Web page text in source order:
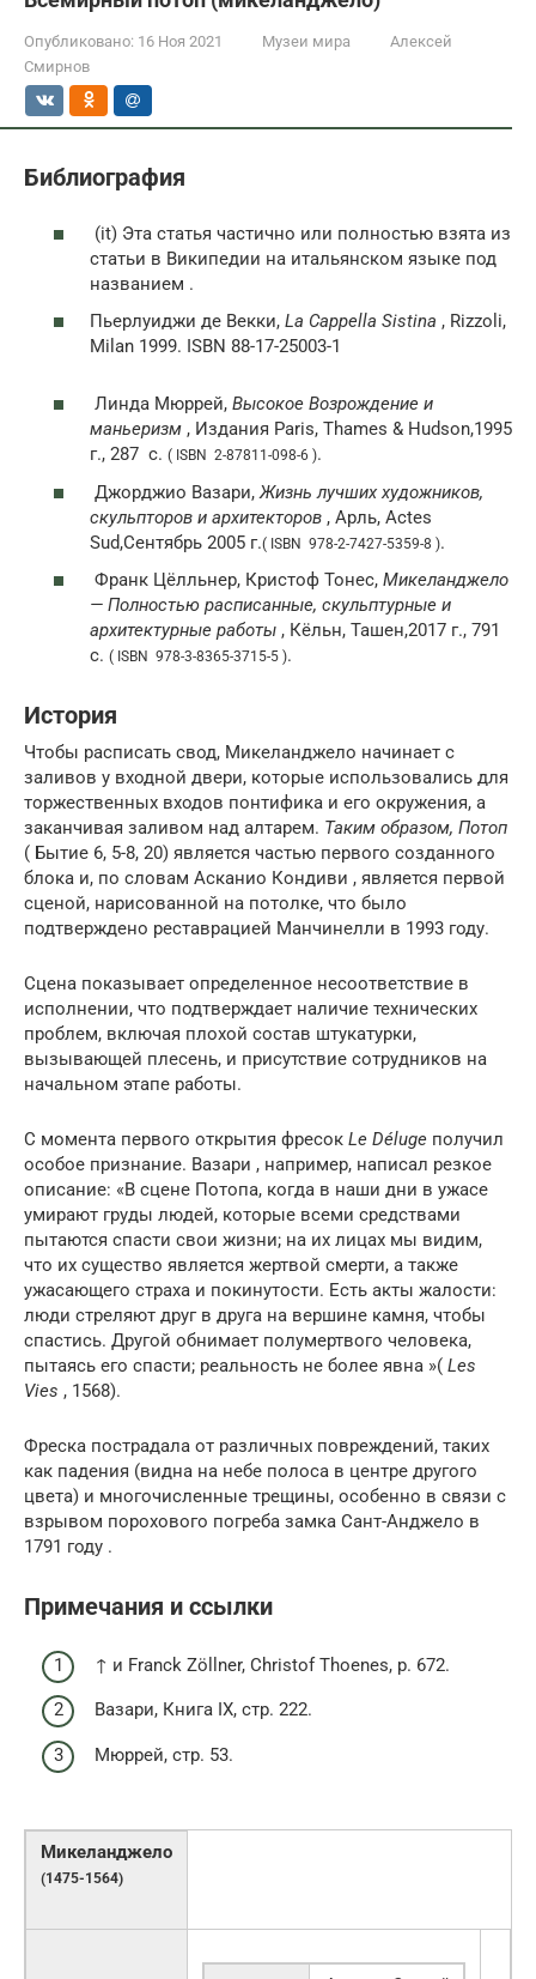
Опубликовано: 16 Ноя 2021 Музеи мира
Алексей
Смирнов
Библиография
(it) Эта статья частично или полностью взята из
статьи в Википедии на итальянском языке под
названием .
Пьерлуиджи де Векки, La Cappella Sistina , Rizzoli,
Milan 1999. ISBN 88-17-25003-1
Линда Мюррей, Высокое Возрождение и
маньеризм , Издания Paris, Thames & Hudson,1995
г., 287 с. ( ISBN 2-87811-098-6 ).
Джорджио Вазари, Жизнь лучших художников,
скульпторов и архитекторов , Арль, Actes
Sud,Сентябрь 2005 г.( ISBN 978-2-7427-5359-8 ).
Франк Цёлльнер, Кристоф Тонес, Микеланджело
— Полностью расписанные, скульптурные и
архитектурные работы , Кёльн, Ташен,2017 г., 791
с. ( ISBN 978-3-8365-3715-5 ).
История
Чтобы расписать свод, Микеланджело начинает с
заливов у входной двери, которые использовались для
торжественных входов понтифика и его окружения, а
заканчивая заливом над алтарем. Таким образом, Потоп
( Бытие 6, 5-8, 20) является частью первого созданного
блока и, по словам Асканио Кондиви , является первой
сценой, нарисованной на потолке, что было
подтверждено реставрацией Манчинелли в 1993 году.
Сцена показывает определенное несоответствие в
исполнении, что подтверждает наличие технических
проблем, включая плохой состав штукатурки,
вызывающей плесень, и присутствие сотрудников на
начальном этапе работы.
С момента первого открытия фресок Le Déluge получил
особое признание. Вазари , например, написал резкое
описание: «В сцене Потопа, когда в наши дни в ужасе
умирают груды людей, которые всеми средствами
пытаются спасти свои жизни; на их лицах мы видим,
что их существо является жертвой смерти, а также
ужасающего страха и покинутости. Есть акты жалости:
люди стреляют друг в друга на вершине камня, чтобы
спастись. Другой обнимает полумертвого человека,
пытаясь его спасти; реальность не более явна »( Les
Vies , 1568).
Фреска пострадала от различных повреждений, таких
как падения (видна на небе полоса в центре другого
цвета) и многочисленные трещины, особенно в связи с
взрывом порохового погреба замка Сант-Анджело в
1791 году .
Примечания и ссылки
↑ и Franck Zöllner, Christof Thoenes, p. 672.
Вазари, Книга IX, стр. 222.
Мюррей, стр. 53.
Микеланджело
(1475-1564)